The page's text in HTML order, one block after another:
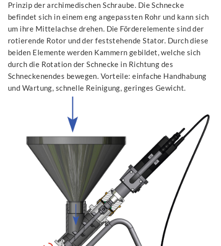
Prinzip der archimedischen Schraube. Die Schnecke
befindet sich in einem eng angepassten Rohr und kann sich
um ihre Mittelachse drehen. Die Förder­elemente sind der
rotierende Rotor und der feststehende Stator. Durch diese
beiden Elemente werden Kammern gebildet, welche sich
durch die Rotation der Schnecke in Richtung des
Schneckenendes bewegen. Vorteile: einfache Handhabung
und Wartung, schnelle Reinigung, geringes Gewicht.